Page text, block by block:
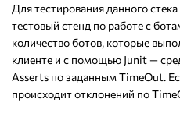
Для тестирования данного
тестовый стенд по работе с
количество ботов, которые
клиенте и с помощью Junit —
Asserts по заданным TimeOut.
происходит отклонений по